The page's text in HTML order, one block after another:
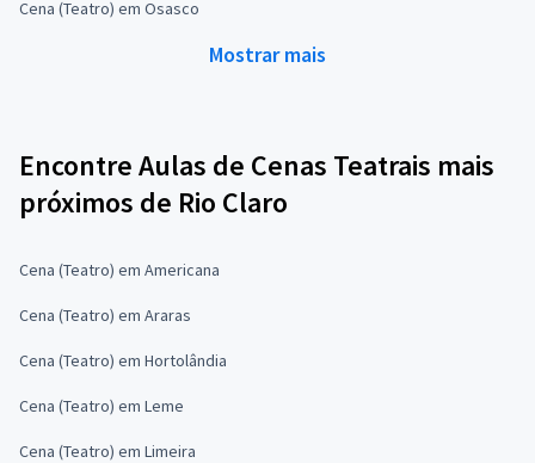
Cena (Teatro) em Osasco
Mostrar mais
Encontre Aulas de Cenas Teatrais mais
próximos de Rio Claro
Cena (Teatro) em Americana
Cena (Teatro) em Araras
Cena (Teatro) em Hortolândia
Cena (Teatro) em Leme
Cena (Teatro) em Limeira